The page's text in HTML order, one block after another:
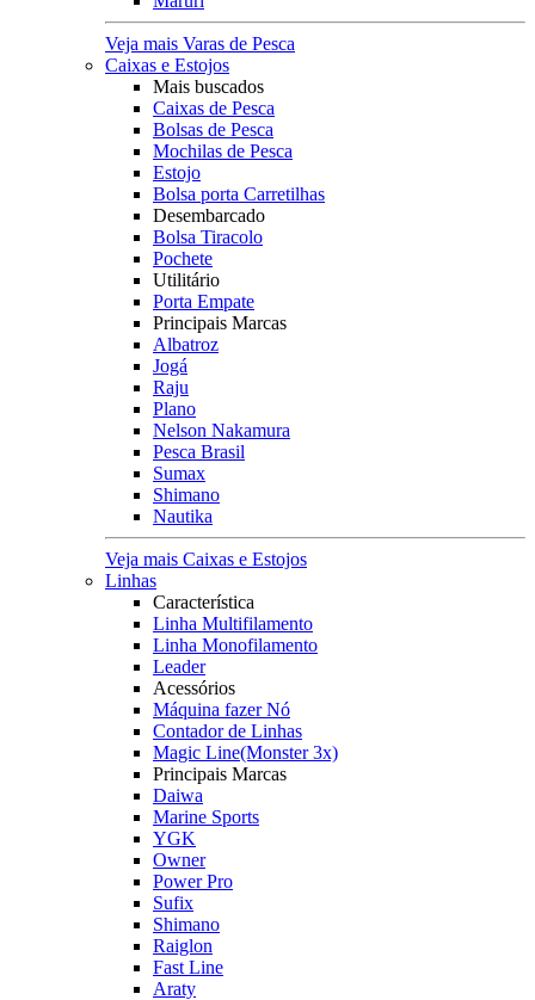
Veja mais Varas de Pesca
Caixas e Estojos
Mais buscados
Caixas de Pesca
Bolsas de Pesca
Mochilas de Pesca
Estojo
Bolsa porta Carretilhas
Desembarcado
Bolsa Tiracolo
Pochete
Utilitário
Porta Empate
Principais Marcas
Albatroz
Jogá
Raju
Plano
Nelson Nakamura
Pesca Brasil
Sumax
Shimano
Nautika
Veja mais Caixas e Estojos
Linhas
Característica
Linha Multifilamento
Linha Monofilamento
Leader
Acessórios
Máquina fazer Nó
Contador de Linhas
Magic Line(Monster 3x)
Principais Marcas
Daiwa
Marine Sports
YGK
Owner
Power Pro
Sufix
Shimano
Raiglon
Fast Line
Araty